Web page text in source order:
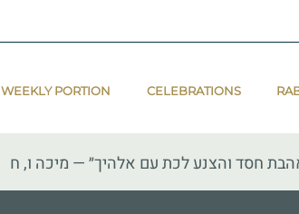
WEEKLY PORTION CELEBRATIONS
חסד והצנע לכת עם אלהיך״ — מיכה ו, ח